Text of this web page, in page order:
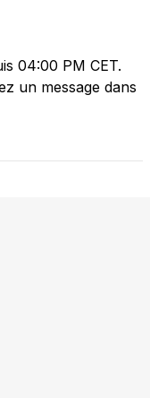
04:00 PM CET.
un message dans